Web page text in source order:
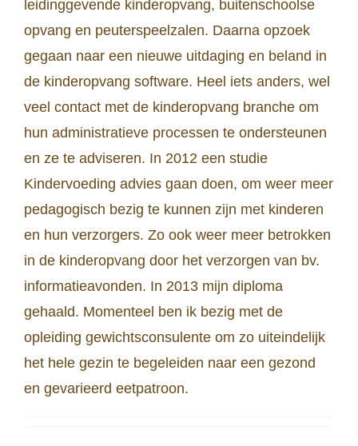
leidinggevende kinderopvang, buitenschoolse
opvang en peuterspeelzalen. Daarna opzoek
gegaan naar een nieuwe uitdaging en beland in
de kinderopvang software. Heel iets anders, wel
veel contact met de kinderopvang branche om
hun administratieve processen te ondersteunen
en ze te adviseren. In 2012 een studie
Kindervoeding advies gaan doen, om weer meer
pedagogisch bezig te kunnen zijn met kinderen
en hun verzorgers. Zo ook weer meer betrokken
in de kinderopvang door het verzorgen van bv.
informatieavonden. In 2013 mijn diploma
gehaald. Momenteel ben ik bezig met de
opleiding gewichtsconsulente om zo uiteindelijk
het hele gezin te begeleiden naar een gezond
en gevarieerd eetpatroon.